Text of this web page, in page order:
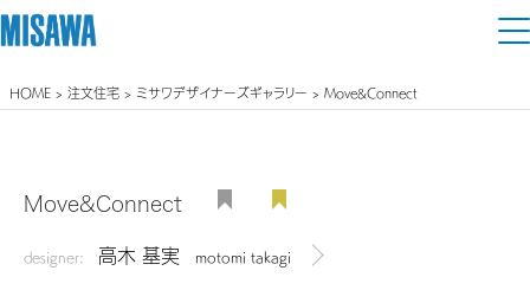
住まい
商品ラインアップ
個人のお客さま
リフォーム
HOME > 注文住宅 > ミサワデザイナーズギャラリー > Move&Connect
Move&Connect
designer: 高木 基実 motomi takagi デザイナーを見る